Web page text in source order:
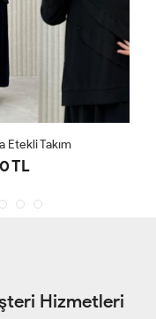
Etekli Takım
TL
Hizmetleri